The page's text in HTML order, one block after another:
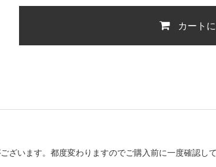
カート
ざいます。都度変わりますのでご購入前に一度確認